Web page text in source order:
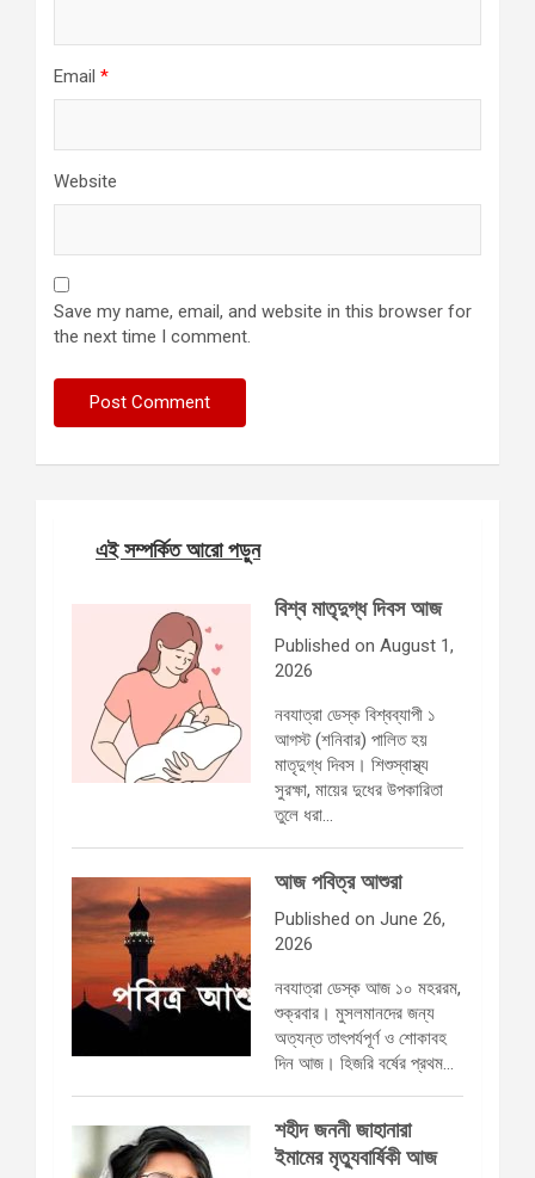
Email *
Website
Save my name, email, and website in this browser for
the next time I comment.
এই সম্পর্কিত আরো পড়ুন
বিশ্ব মাতৃদুগ্ধ দিবস আজ
Published on August 1,
2026
নবযাত্রা ডেস্ক বিশ্বব্যাপী ১
আগস্ট (শনিবার) পালিত হয়
মাতৃদুগ্ধ দিবস। শিশুস্বাস্থ্য
সুরক্ষা, মায়ের দুধের উপকারিতা
তুলে ধরা…
আজ পবিত্র আশুরা
Published on June 26,
2026
নবযাত্রা ডেস্ক আজ ১০ মহররম,
শুক্রবার। মুসলমানদের জন্য
অত্যন্ত তাৎপর্যপূর্ণ ও শোকাবহ
দিন আজ। হিজরি বর্ষের প্রথম…
শহীদ জননী জাহানারা
ইমামের মৃত্যুবার্ষিকী আজ